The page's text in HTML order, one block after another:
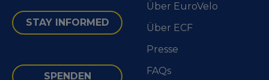
STAY INFORMED
SPENDEN
Über EuroVelo
Über ECF
Presse
FAQs